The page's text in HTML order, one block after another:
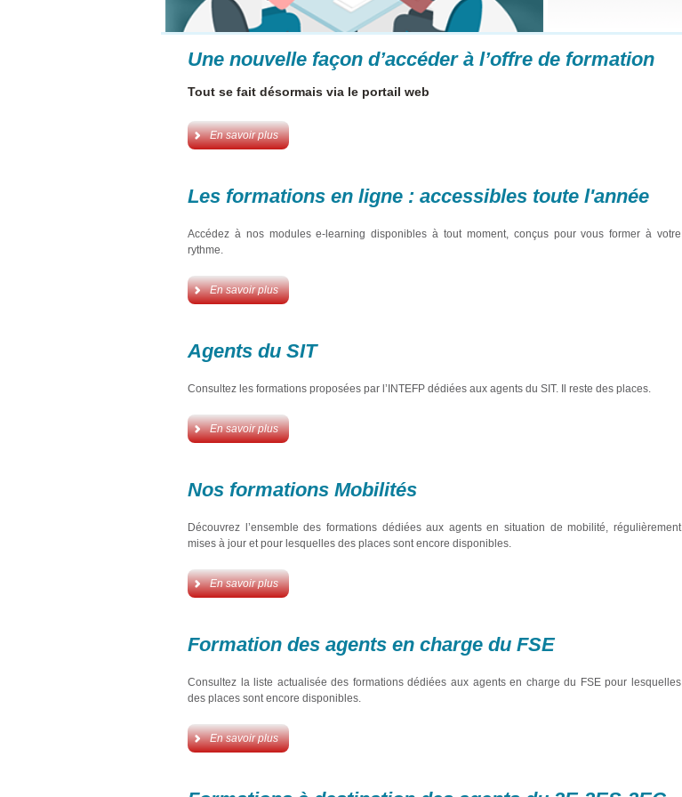
Une nouvelle façon d’accéder à l’offre de formation
Tout se fait désormais via le portail web
En savoir plus
Les formations en ligne : accessibles toute l'année
Accédez à nos modules e-learning disponibles à tout moment, conçus pour vous former à votre
rythme.
En savoir plus
Agents du SIT
Consultez les formations proposées par l’INTEFP dédiées aux agents du SIT. Il reste des places.
En savoir plus
Nos formations Mobilités
Découvrez l’ensemble des formations dédiées aux agents en situation de mobilité, régulièrement
mises à jour et pour lesquelles des places sont encore disponibles.
En savoir plus
Formation des agents en charge du FSE
Consultez la liste actualisée des formations dédiées aux agents en charge du FSE pour lesquelles
des places sont encore disponibles.
En savoir plus